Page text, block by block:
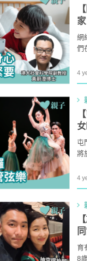
網
們
澄
4
屯
將
團
4
育
8